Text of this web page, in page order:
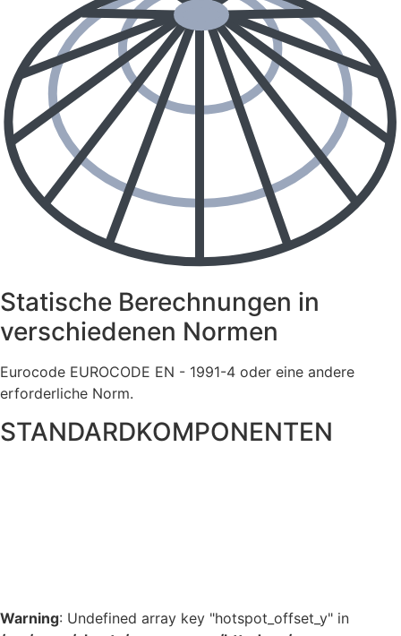
Statische Berechnungen in
verschiedenen Normen
Eurocode EUROCODE EN - 1991-4 oder eine andere
erforderliche Norm.
STANDARDKOMPONENTEN
Warning: Undefined array key "hotspot_offset_y" in